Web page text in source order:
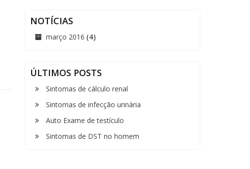
NOTÍCIAS
março 2016 (4)
ÚLTIMOS POSTS
Sintomas de cálculo renal
Sintomas de infecção urinária
Auto Exame de testículo
Sintomas de DST no homem